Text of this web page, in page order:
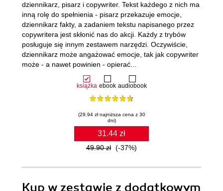
książka ebook audiobook
(29.94 zł najniższa cena z 30
dni)
31.44 zł
49.90 zł (-37%)
dziennikarz, pisarz i copywriter. Tekst każdego z nich ma
inną rolę do spełnienia - pisarz przekazuje emocje,
dziennikarz fakty, a zadaniem tekstu napisanego przez
copywritera jest skłonić nas do akcji. Każdy z trybów
posługuje się innym zestawem narzędzi. Oczywiście,
dziennikarz może angażować emocje, tak jak copywriter
może - a nawet powinien - opierać...
Kup w zestawie z dodatkowym